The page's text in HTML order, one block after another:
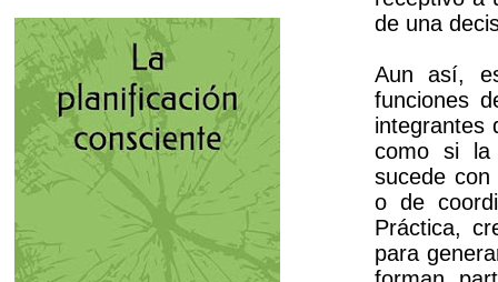
de una
Aun así,
funciones
integrantes
como si la
sucede
o de
Práctica,
para